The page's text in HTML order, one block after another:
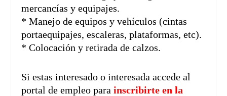
mercancías y equipajes.
* Manejo de equipos y vehículos (cintas
portaequipajes, escaleras, plataformas, etc).
* Colocación y retirada de calzos.
Si estas interesado o interesada accede al
portal de empleo parainscribirte en la